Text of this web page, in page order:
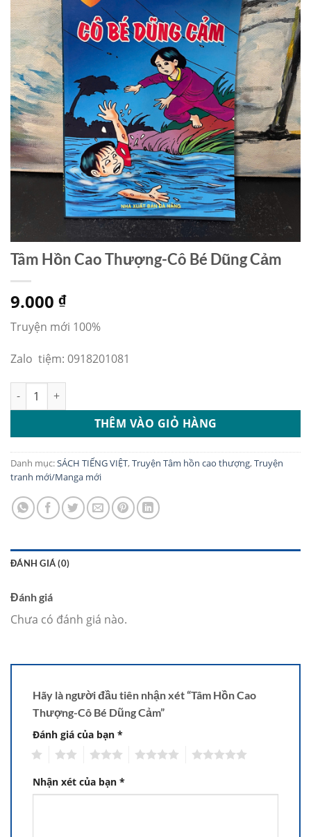
Tâm Hồn Cao Thượng-Cô Bé Dũng Cảm
9.000 ₫
Truyện mới 100%
Zalo tiệm: 0918201081
Tâm Hồn Cao Thượng-Cô Bé Dũng Cảm số lượng
THÊM VÀO GIỎ HÀNG
Danh mục:SÁCH TIẾNG VIỆT,Truyện Tâm hồn cao thượng,Truyện
tranh mới/Manga mới
ĐÁNH GIÁ (0)
Đánh giá
Chưa có đánh giá nào.
Hãy là người đầu tiên nhận xét “Tâm Hồn Cao
Thượng-Cô Bé Dũng Cảm”
Đánh giá của bạn *
Nhận xét của bạn *